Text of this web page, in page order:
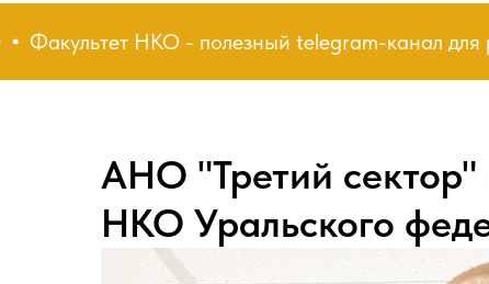
НКО - полезный telegram-канал для
АНО "Третий сектор"
НКО Уральского